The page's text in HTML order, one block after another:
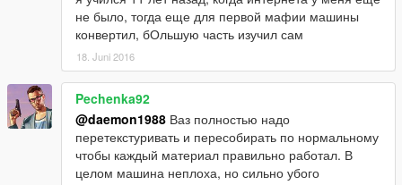
не было, тогда еще для первой мафии машины
конвертил, бОльшую часть изучил сам
18. Juni 2016
Pechenka92
@daemon1988 Ваз полностью надо
перетекстуривать и пересобирать по нормальному
чтобы каждый материал правильно работал. В
целом машина неплоха, но сильно убого